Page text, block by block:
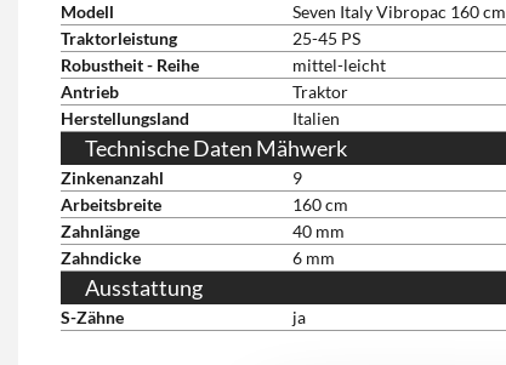
Modell
Seven Italy Vibropac 160 cm
Traktorleistung
25-45 PS
Robustheit - Reihe
mittel-leicht
Antrieb
Traktor
Herstellungsland
Italien
Technische Daten Mähwerk
Zinkenanzahl
9
Arbeitsbreite
160 cm
Zahnlänge
40 mm
Zahndicke
6 mm
Ausstattung
S-Zähne ja